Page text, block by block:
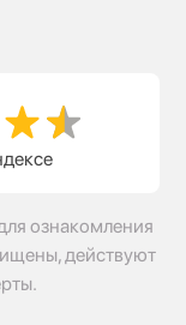
ознакомления
действуют